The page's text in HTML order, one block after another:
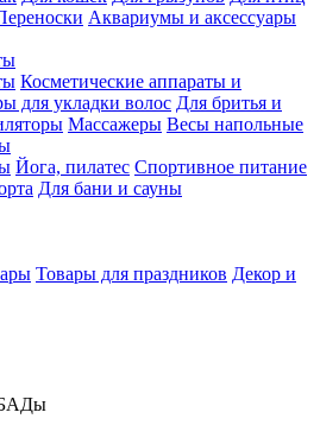
Аквариумы и аксессуары
Косметические аппараты и
для укладки волос Для бритья и
Массажеры Весы напольные
Йога, пилатес Спортивное питание
Для бани и сауны
Товары для праздников Декор и
БАДы